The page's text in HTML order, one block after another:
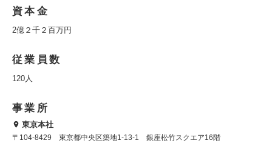
資本金
2億２千２百万円
従業員数
120人
事業所
東京本社
〒104-8429 東京都中央区築地1-13-1 銀座松竹スクエア16階